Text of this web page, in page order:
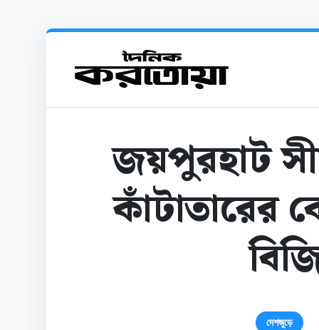
জয়পুরহাট
কাঁটাতারের
দেশজুড়ে